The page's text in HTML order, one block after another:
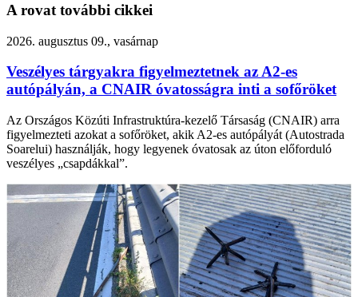
A rovat további cikkei
2026. augusztus 09., vasárnap
Veszélyes tárgyakra figyelmeztetnek az A2-es
autópályán, a CNAIR óvatosságra inti a sofőröket
Az Országos Közúti Infrastruktúra-kezelő Társaság (CNAIR) arra
figyelmezteti azokat a sofőröket, akik A2-es autópályát (Autostrada
Soarelui) használják, hogy legyenek óvatosak az úton előforduló
veszélyes „csapdákkal”.